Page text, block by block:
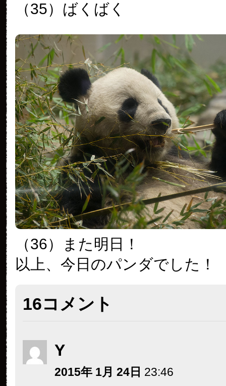
（35）ばくばく
（36）また明日！
以上、今日のパンダでした！
16コメント
Y
2015年 1月 24日 23:46